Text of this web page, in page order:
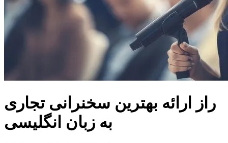
راز ارائه بهترین سخنرانی تجاری
به زبان انگلیسی